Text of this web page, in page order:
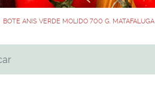
BOTE ANIS VERDE MOLIDO 700 G. MATAFALUGA